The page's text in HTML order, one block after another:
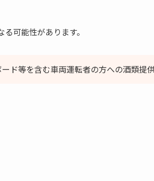
可能性があります。
ド等を含む車両運転者の方への酒類提